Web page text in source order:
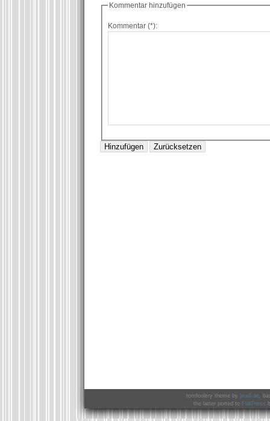
Kommentar hinzufügen
Kommentar (*):
tomfoolery theme by jeudi.de,
the latter ported to FlatPress